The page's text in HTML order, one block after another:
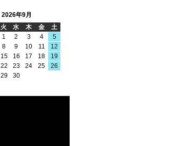
2026年9月
火 水 木 金
土
1
2 3 4
5
8 9 10 11
12
15 16 17 18
19
22 23 24 25
26
29 30